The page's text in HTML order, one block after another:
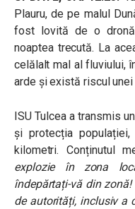
Plauru, de pe malul
fost lovită de o
noaptea trecută. La
celălalt mal al fluviului,
arde și există riscul
ISU Tulcea a transmis
și protecția
kilometri. Conținutul
explozie în zona
îndepărtați-vă din
de autorități, inclusiv a